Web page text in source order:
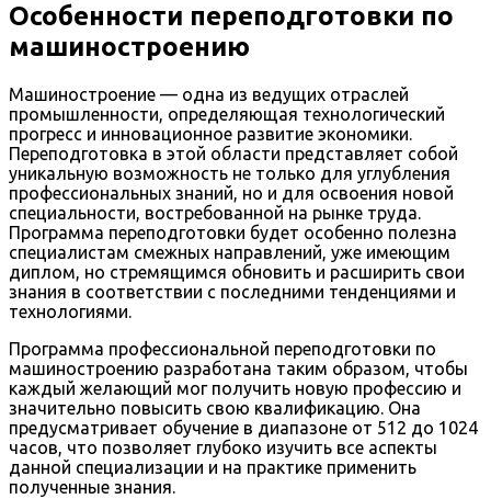
Особенности переподготовки по
машиностроению
Машиностроение — одна из ведущих отраслей
промышленности, определяющая технологический
прогресс и инновационное развитие экономики.
Переподготовка в этой области представляет собой
уникальную возможность не только для углубления
профессиональных знаний, но и для освоения новой
специальности, востребованной на рынке труда.
Программа переподготовки будет особенно полезна
специалистам смежных направлений, уже имеющим
диплом, но стремящимся обновить и расширить свои
знания в соответствии с последними тенденциями и
технологиями.
Программа профессиональной переподготовки по
машиностроению разработана таким образом, чтобы
каждый желающий мог получить новую профессию и
значительно повысить свою квалификацию. Она
предусматривает обучение в диапазоне от 512 до 1024
часов, что позволяет глубоко изучить все аспекты
данной специализации и на практике применить
полученные знания.